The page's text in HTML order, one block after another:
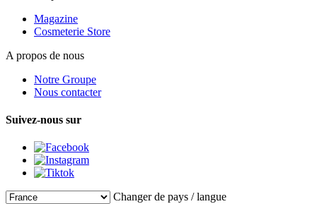
Magazine
Cosmeterie Store
A propos de nous
Notre Groupe
Nous contacter
Suivez-nous sur
Changer de pays / langue